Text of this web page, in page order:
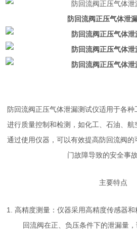
防回流阀正压气体泄
防回流阀正压气体泄漏测试仪适用于各
进行质量控制和检测，如化工、石油、航
通过使用仪器，可以有效提高防回流阀
门故障导致的安全事故
主要特点
1. 高精度测量：仪器采用高精度传感器
回流阀在正、负压条件下的泄漏量，